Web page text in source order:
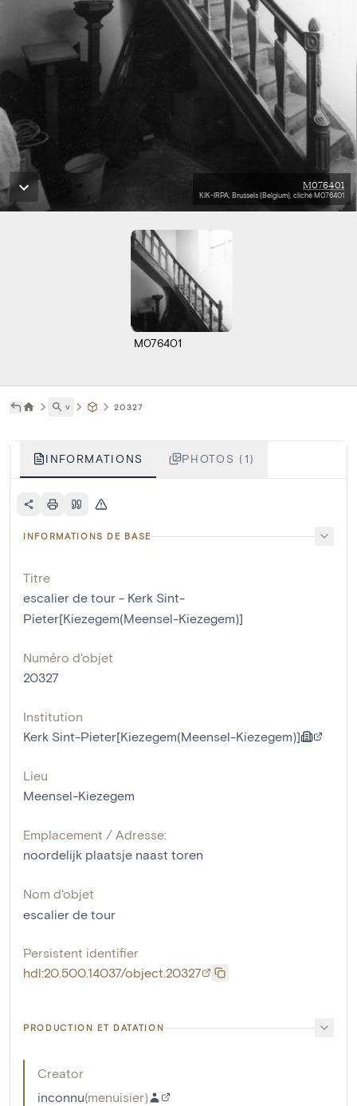
M076401
KIK-IRPA, Brussels (Belgium), cliché M076401
M076401
˅ 20327
INFORMATIONS PHOTOS (1)
INFORMATIONS DE BASE
Titre
escalier de tour - Kerk Sint-
Pieter[Kiezegem(Meensel-Kiezegem)]
Numéro d'objet
20327
Institution
Kerk Sint-Pieter[Kiezegem(Meensel-Kiezegem)]
Lieu
Meensel-Kiezegem
Emplacement / Adresse:
noordelijk plaatsje naast toren
Nom d'objet
escalier de tour
Persistent identifier
hdl:20.500.14037/object.20327
PRODUCTION ET DATATION
Creator
inconnu(menuisier)